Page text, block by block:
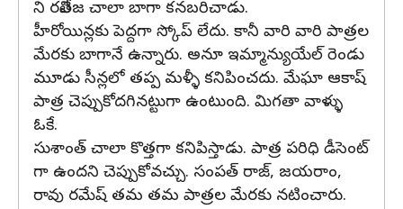
ని రవితేజ చాలా బాగా కనబరిచాడు.
హీరోయిన్లకు పెద్దగా స్కోప్ లేదు. కానీ వారి వారి పాత్రల
మేరకు బాగానే ఉన్నారు. అనూ ఇమ్మాన్యుయేల్ రెండు
మూడు సీన్లలో తప్ప మళ్ళీ కనిపించదు. మేఘా ఆకాష్
పాత్ర చెప్పుకోదగినట్టుగా ఉంటుంది. మిగతా వాళ్ళు
ఓకే.
సుశాంత్ చాలా కొత్తగా కనిపిస్తాడు. పాత్ర పరిధి డీసెంట్
గా ఉందని చెప్పుకోవచ్చు. సంపత్ రాజ్, జయరాం,
రావు రమేష్ తమ తమ పాత్రల మేరకు నటించారు.